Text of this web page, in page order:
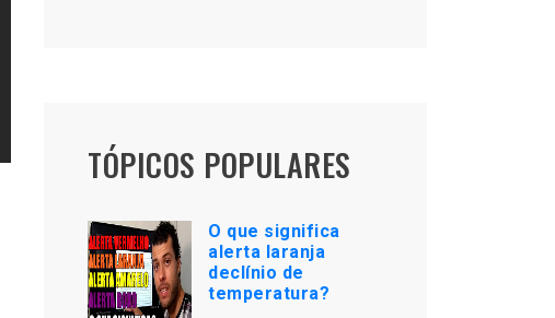
TÓPICOS POPULARES
O que significa
alerta laranja
declínio de
temperatura?